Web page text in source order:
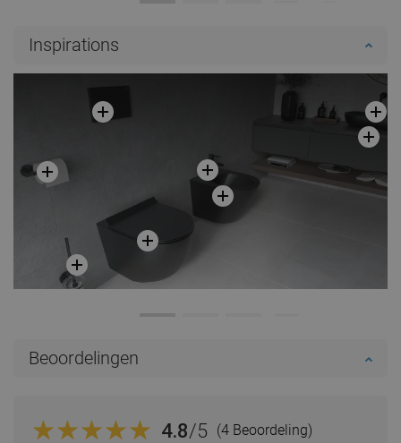
Inspirations
Beoordelingen
4.8/5 (4 Beoordeling)